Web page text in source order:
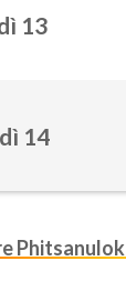
13
14
Phitsanulok